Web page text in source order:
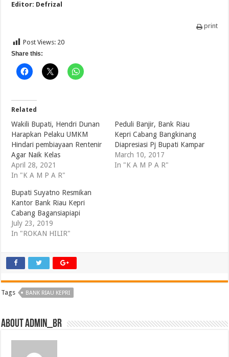
Editor: Defrizal
print
Post Views: 20
Share this:
Related
Wakili Bupati, Hendri Dunan
Harapkan Pelaku UMKM
Hindari pembiayaan Rentenir
Agar Naik Kelas
April 28, 2021
In "K A M P A R"
Peduli Banjir, Bank Riau
Kepri Cabang Bangkinang
Diapresiasi Pj Bupati Kampar
March 10, 2017
In "K A M P A R"
Bupati Suyatno Resmikan
Kantor Bank Riau Kepri
Cabang Bagansiapiapi
July 23, 2019
In "ROKAN HILIR"
Tags BANK RIAU KEPRI
About admin_br